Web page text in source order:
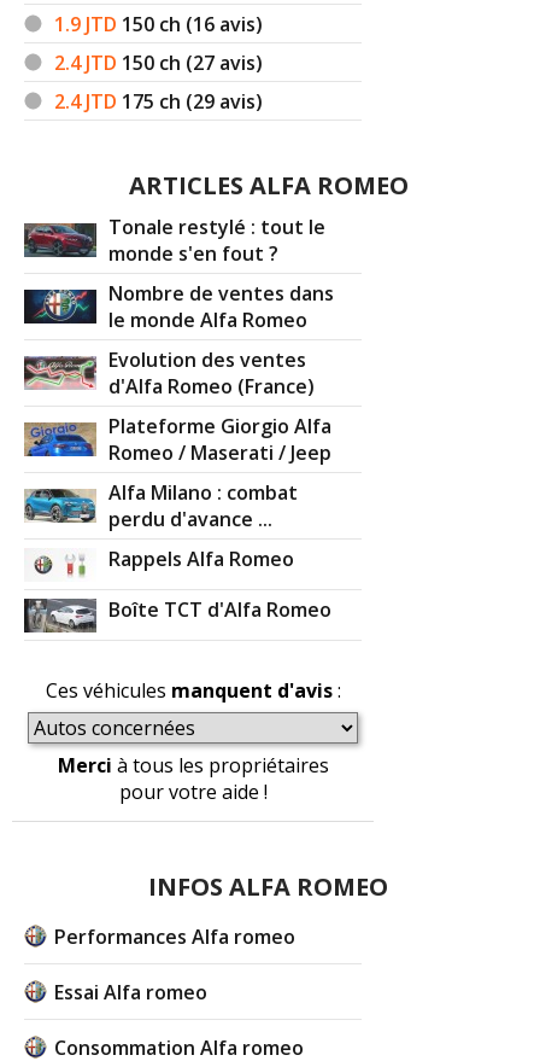
1.9 JTD 150 ch (16 avis)
2.4 JTD 150 ch (27 avis)
2.4 JTD 175 ch (29 avis)
ARTICLES ALFA ROMEO
Tonale restylé : tout le
monde s'en fout ?
Nombre de ventes dans
le monde Alfa Romeo
Evolution des ventes
d'Alfa Romeo (France)
Plateforme Giorgio Alfa
Romeo / Maserati / Jeep
Alfa Milano : combat
perdu d'avance ...
Rappels Alfa Romeo
Boîte TCT d'Alfa Romeo
Ces véhicules manquent d'avis:
Merci à tous les propriétaires
pour votre aide !
INFOS ALFA ROMEO
Performances Alfa romeo
Essai Alfa romeo
Consommation Alfa romeo